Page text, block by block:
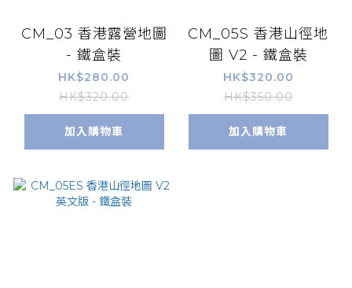
CM_03 香港露營地圖
- 鐵盒裝
HK$280.00
HK$320.00
加入購物車
CM_05S 香港山徑地
圖 V2 - 鐵盒裝
HK$320.00
HK$350.00
加入購物車